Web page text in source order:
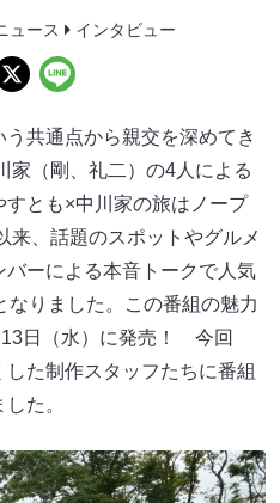
ュース インタビュー
共通点から親交を深めてき
家（剛、礼二）の4人による
とも×中川家の旅はノープ
来、話題のスポットやグルメ
ーによる本音トークで人気
なりました。この番組の魅力
日（水）に発売！ 今回
た制作スタッフたちに番組
た。